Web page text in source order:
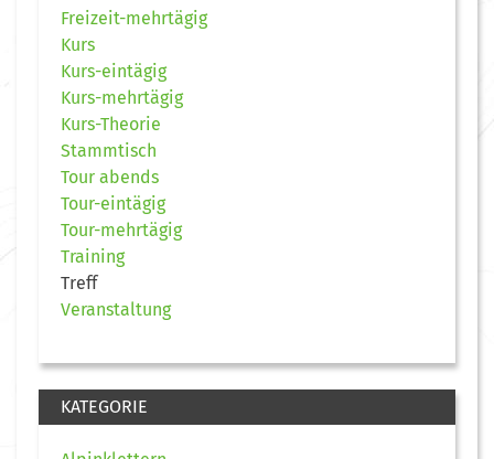
Freizeit-mehrtägig
Kurs
Kurs-eintägig
Kurs-mehrtägig
Kurs-Theorie
Stammtisch
Tour abends
Tour-eintägig
Tour-mehrtägig
Training
Treff
Veranstaltung
KATEGORIE